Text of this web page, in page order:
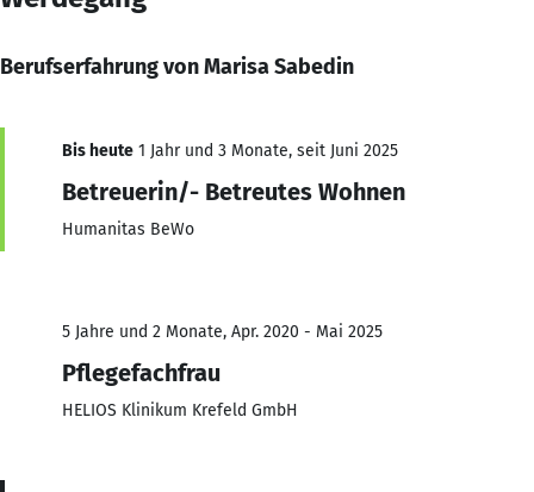
Berufserfahrung von Marisa Sabedin
Bis heute 1 Jahr und 3 Monate, seit Juni 2025
Betreuerin/- Betreutes Wohnen
Humanitas BeWo
5 Jahre und 2 Monate, Apr. 2020 - Mai 2025
Pflegefachfrau
HELIOS Klinikum Krefeld GmbH